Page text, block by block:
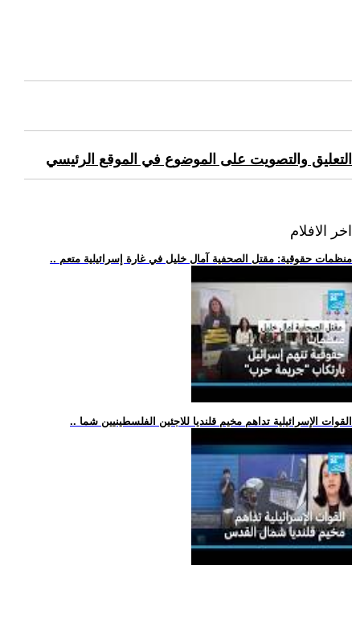
التعليق والتصويت على الموضوع في الموقع الرئيسي
اخر الافلام
.. منظمات حقوقية: مقتل الصحفية آمال خليل في غارة إسرائيلية متعم
.. القوات الإسرائيلية تداهم مخيم قلنديا للاجئين الفلسطينيين شما